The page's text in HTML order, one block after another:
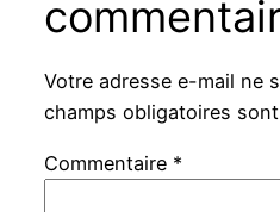
Votre adresse e-mail ne
champs obligatoires
Commentaire *